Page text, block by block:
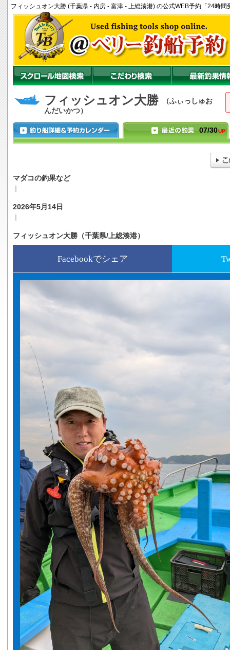
フィッシュオン大勝 (千葉県 - 内房 - 富津 - 上総湊港) の公式WEB予約「24時
フィッシュオン大勝
（ふぃっしゅお
んだいかつ）
07/30UP
マダコの釣果など
2026年5月14日
フィッシュオン大勝（千葉県/上総湊港）
Facebookでシェア